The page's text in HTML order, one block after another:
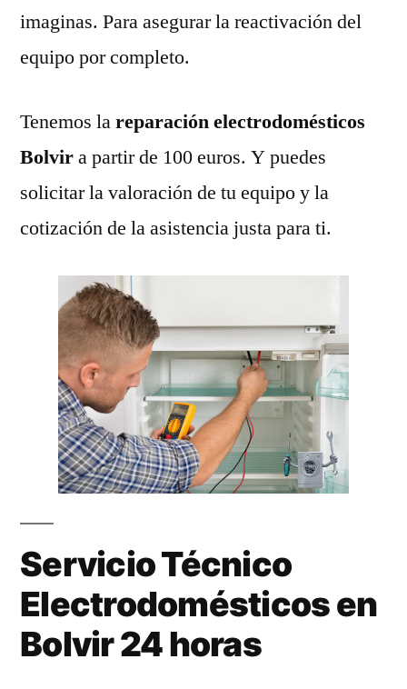
imaginas. Para asegurar la reactivación del
equipo por completo.
Tenemos lareparación electrodomésticos
Bolvira partir de 100 euros. Y puedes
solicitar la valoración de tu equipo y la
cotización de la asistencia justa para ti.
Servicio Técnico
Electrodomésticos en
Bolvir 24 horas